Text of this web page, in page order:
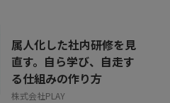
属人化した社内研修を見
直す。自ら学び、自走す
る仕組みの作り方
株式会社PLAY